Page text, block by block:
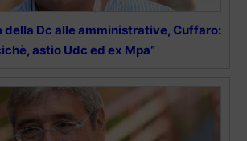
della Dc alle amministrative, Cuffaro:
astio Udc ed ex Mpa”